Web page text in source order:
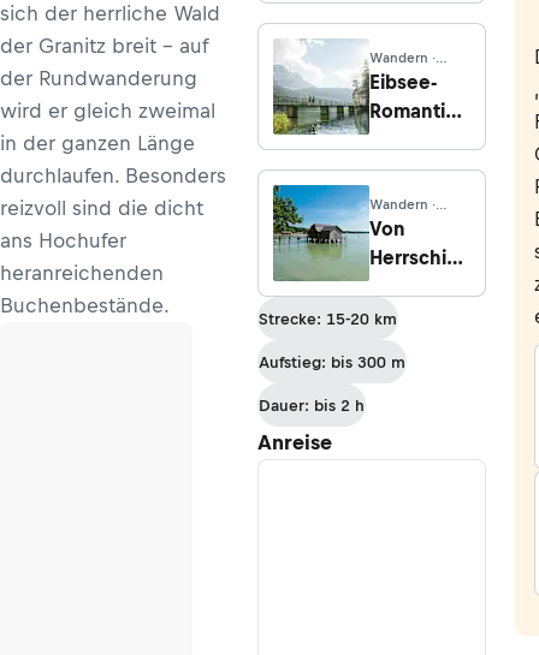
sich der herrliche Wald
der Granitz breit – auf
der Rundwanderung
wird er gleich zweimal
in der ganzen Länge
durchlaufen. Besonders
reizvoll sind die dicht
ans Hochufer
heranreichenden
Buchenbestände.
des
Vignettes
von Arolla
Wandern ·
Bayern
Eibsee-
Romantik
der
Zugspitze
Wandern ·
Bayern
Von
Herrsching
Stegen
Strecke: 15-20 km
Aufstieg: bis 300 m
Dauer: bis 2 h
Anreise